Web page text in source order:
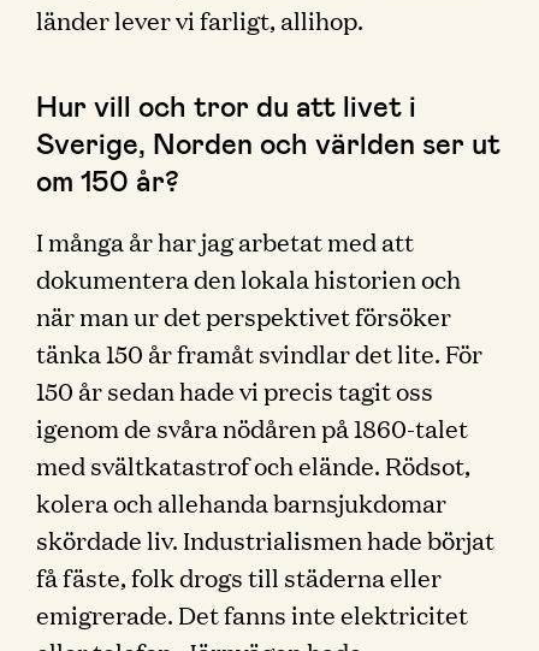
länder lever vi farligt, allihop.
Hur vill och tror du att livet i
Sverige, Norden och världen ser ut
om 150 år?
I många år har jag arbetat med att
dokumentera den lokala historien och
när man ur det perspektivet försöker
tänka 150 år framåt svindlar det lite. För
150 år sedan hade vi precis tagit oss
igenom de svåra nödåren på 1860-talet
med svältkatastrof och elände. Rödsot,
kolera och allehanda barnsjukdomar
skördade liv. Industrialismen hade börjat
få fäste, folk drogs till städerna eller
emigrerade. Det fanns inte elektricitet